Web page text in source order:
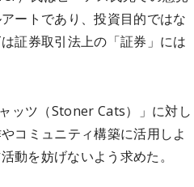
ートであり、投資目的ではな
証券取引法上の「証券」には
ッツ（Stoner Cats）」に対し
コミュニティ構築に活用しよ
動を妨げないよう求めた。